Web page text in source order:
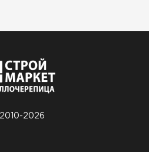
2026